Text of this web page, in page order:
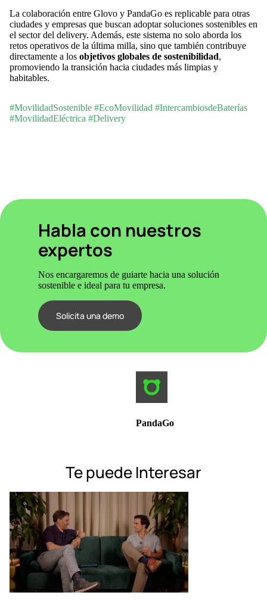
La colaboración entre Glovo y PandaGo es replicable para otras
ciudades y empresas que buscan adoptar soluciones sostenibles en
el sector del delivery. Además, este sistema no solo aborda los
retos operativos de la última milla, sino que también contribuye
directamente a los objetivos globales de sostenibilidad,
promoviendo la transición hacia ciudades más limpias y
habitables.
#MovilidadSostenible #EcoMovilidad #IntercambiosdeBaterías
#MovilidadEléctrica #Delivery
Habla con nuestros
expertos
Nos encargaremos de guiarte hacia una solución
sostenible e ideal para tu empresa.
Solicita una demo
PandaGo
Te puede Interesar